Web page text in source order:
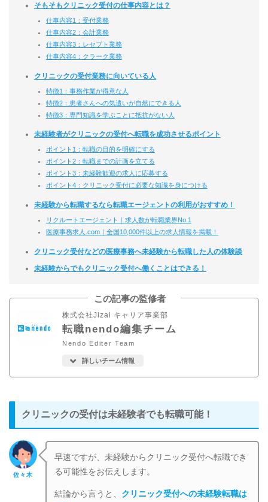
そもそもクリニック受付の仕事内容とは？
仕事内容1：受付業務
仕事内容2：会計業務
仕事内容3：レセプト業務
仕事内容4：クラーク業務
クリニックの受付業務に向いている人
特徴1：事務作業が得意な人
特徴2：患者さんへの気遣いが自然にできる人
特徴3：専門知識を学ぶことに抵抗がない人
未経験者がクリニックの受付へ転職を成功させるポイント
ポイント1：転職の目的を明確にする
ポイント2：転職までの計画を立てる
ポイント3：未経験歓迎の求人に応募する
ポイント4：クリニック受付に必要な知識を身につける
未経験から転職するなら転職エージェントの利用がおすすめ！
リクルートエージェント｜求人数が転職業界No.1
医療事務求人.com｜全国10,000件以上の求人情報を掲載！
クリニック受付などの医療事務へ未経験から転職した人の体験談
未経験からでもクリニック受付へ働くことはできる！
この記事の監修者
株式会社Jizai キャリア事業部
転職nendo編集チーム
Nendo Editer Team
詳しいチーム情報
クリニックの受付は未経験者でも転職可能！
佐々木
早速ですが、未経験からクリニック受付へ転職でき
る可能性をお伝えします。
結論から言うと、 クリニック受付への未経験転職は